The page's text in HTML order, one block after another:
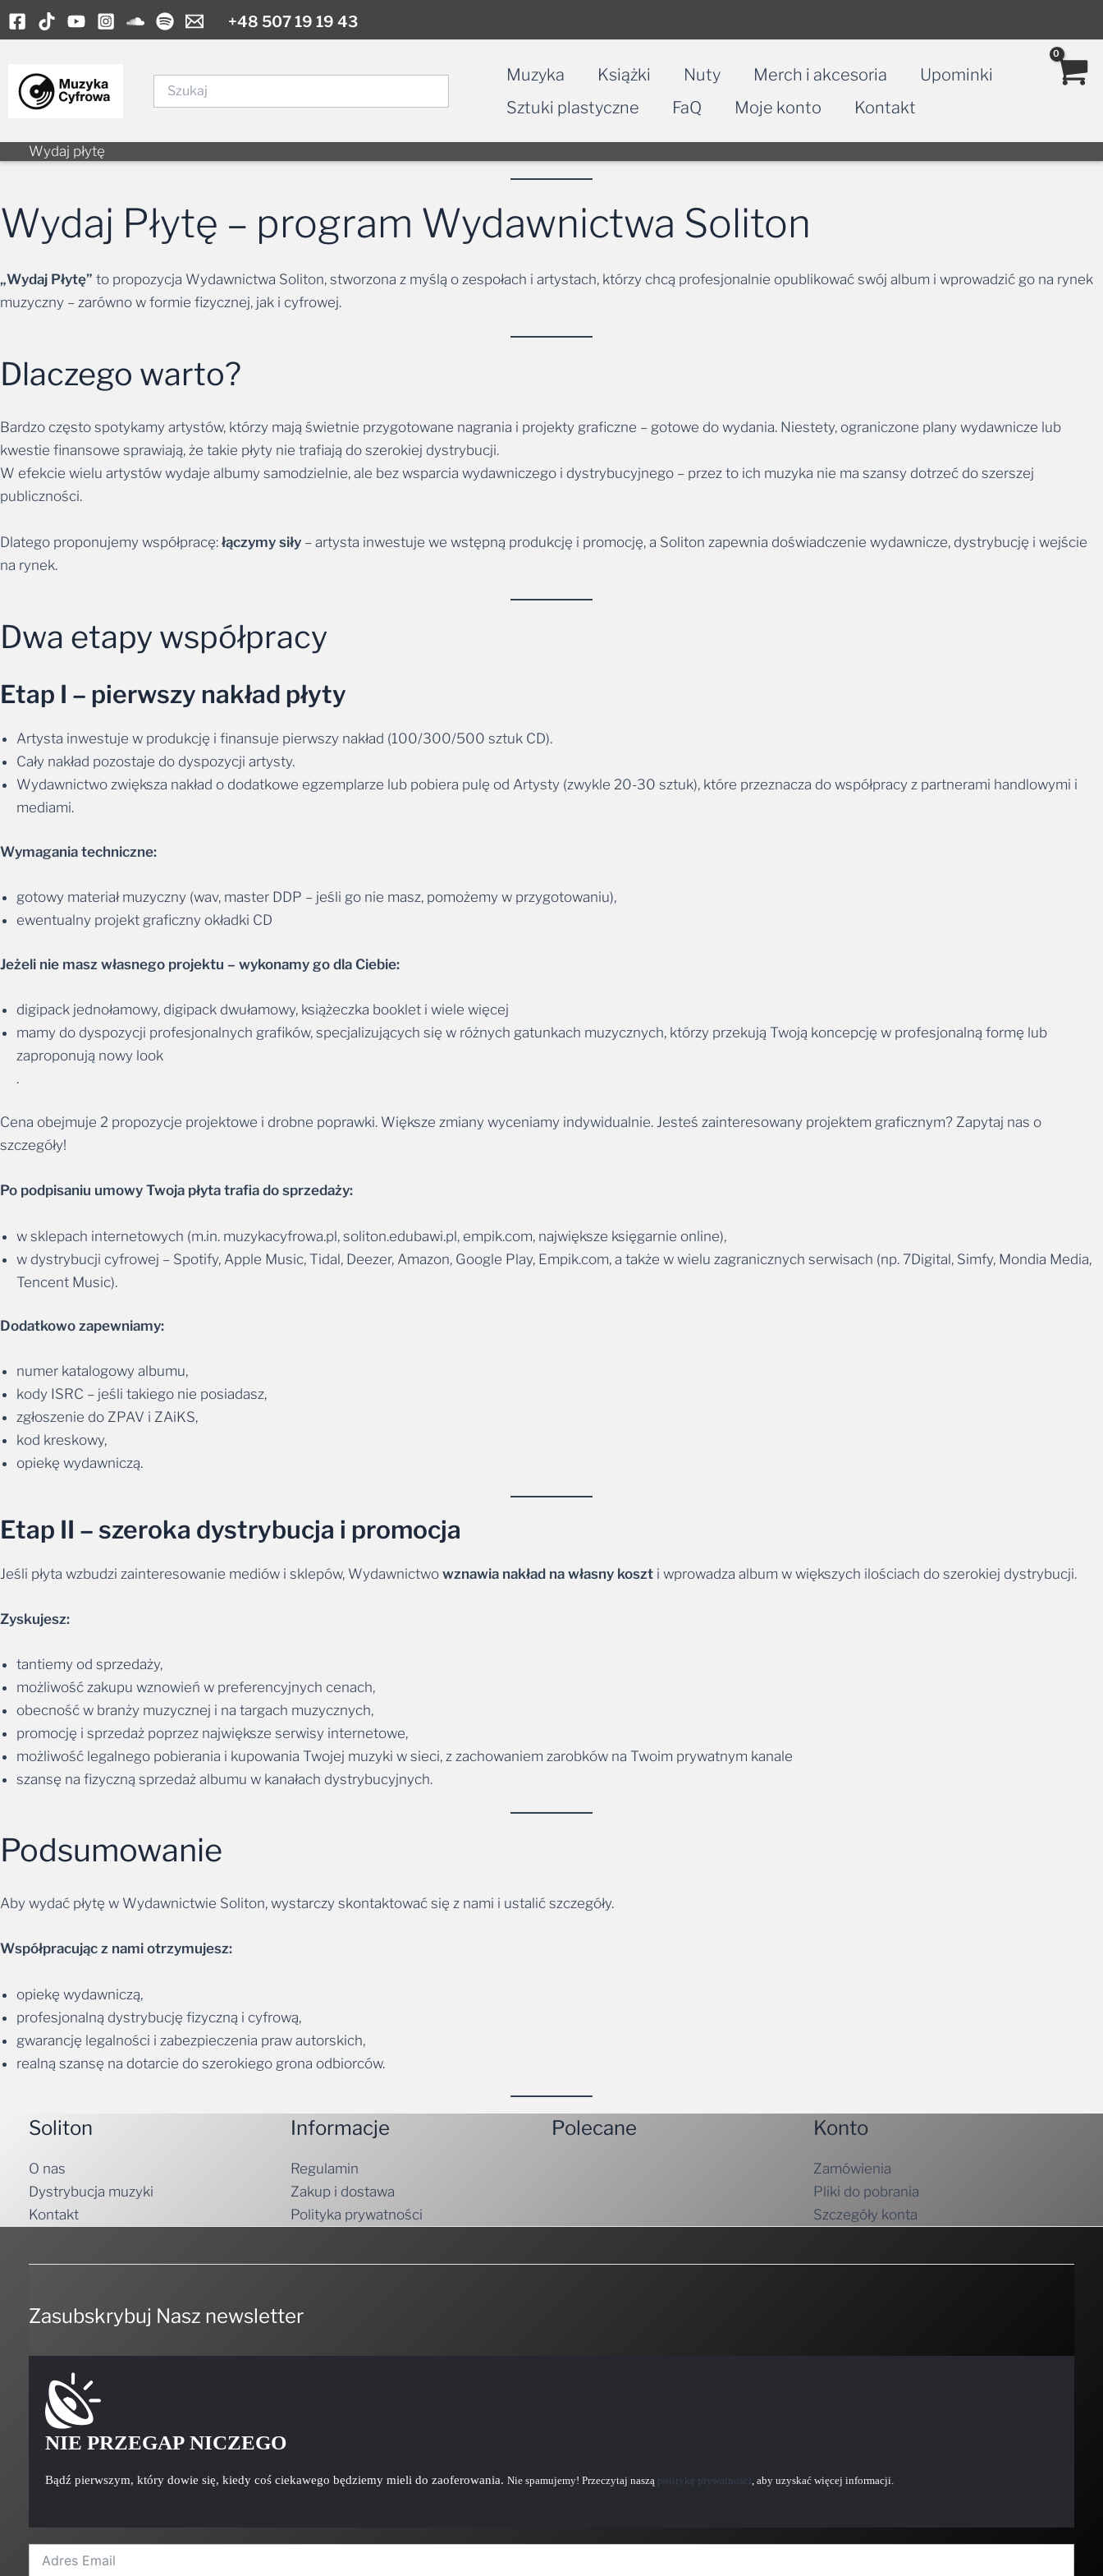
Skip
to
+48 507 19 19 43
Muzyka Książki Nuty Merch i akcesoria
Upominki
Sztuki plastyczne
FaQ Moje konto Kontakt
Wydaj płytę
Wydaj Płytę – program Wydawnictwa Soliton
„Wydaj Płytę” to propozycja Wydawnictwa Soliton, stworzona z myślą o zespołach i artystach, którzy chcą profesjonalnie opublikować swój album i wprowadzić go na rynek
muzyczny – zarówno w formie fizycznej, jak i cyfrowej.
Dlaczego warto?
Bardzo często spotykamy artystów, którzy mają świetnie przygotowane nagrania i projekty graficzne – gotowe do wydania. Niestety, ograniczone plany wydawnicze lub
kwestie finansowe sprawiają, że takie płyty nie trafiają do szerokiej dystrybucji.
W efekcie wielu artystów wydaje albumy samodzielnie, ale bez wsparcia wydawniczego i dystrybucyjnego – przez to ich muzyka nie ma szansy dotrzeć do szerszej
publiczności.
Dlatego proponujemy współpracę: łączymy siły – artysta inwestuje we wstępną produkcję i promocję, a Soliton zapewnia doświadczenie wydawnicze, dystrybucję i wejście
na rynek.
Dwa etapy współpracy
Etap I – pierwszy nakład płyty
Artysta inwestuje w produkcję i finansuje pierwszy nakład (100/300/500 sztuk CD).
Cały nakład pozostaje do dyspozycji artysty.
Wydawnictwo zwiększa nakład o dodatkowe egzemplarze lub pobiera pulę od Artysty (zwykle 20-30 sztuk), które przeznacza do współpracy z partnerami handlowymi i
mediami.
Wymagania techniczne:
gotowy materiał muzyczny (wav, master DDP – jeśli go nie masz, pomożemy w przygotowaniu),
ewentualny projekt graficzny okładki CD
Jeżeli nie masz własnego projektu – wykonamy go dla Ciebie:
digipack jednołamowy, digipack dwułamowy, książeczka booklet i wiele więcej
mamy do dyspozycji profesjonalnych grafików, specjalizujących się w różnych gatunkach muzycznych, którzy przekują Twoją koncepcję w profesjonalną formę lub
zaproponują nowy look
.
Cena obejmuje 2 propozycje projektowe i drobne poprawki. Większe zmiany wyceniamy indywidualnie. Jesteś zainteresowany projektem graficznym? Zapytaj nas o
szczegóły!
Po podpisaniu umowy Twoja płyta trafia do sprzedaży:
w sklepach internetowych (m.in. muzykacyfrowa.pl, soliton.edubawi.pl, empik.com, największe księgarnie online),
w dystrybucji cyfrowej – Spotify, Apple Music, Tidal, Deezer, Amazon, Google Play, Empik.com, a także w wielu zagranicznych serwisach (np. 7Digital, Simfy, Mondia Media,
Tencent Music).
Dodatkowo zapewniamy:
numer katalogowy albumu,
kody ISRC – jeśli takiego nie posiadasz,
zgłoszenie do ZPAV i ZAiKS,
kod kreskowy,
opiekę wydawniczą.
Etap II – szeroka dystrybucja i promocja
Jeśli płyta wzbudzi zainteresowanie mediów i sklepów, Wydawnictwo wznawia nakład na własny koszt i wprowadza album w większych ilościach do szerokiej dystrybucji.
Zyskujesz:
tantiemy od sprzedaży,
możliwość zakupu wznowień w preferencyjnych cenach,
obecność w branży muzycznej i na targach muzycznych,
promocję i sprzedaż poprzez największe serwisy internetowe,
możliwość legalnego pobierania i kupowania Twojej muzyki w sieci, z zachowaniem zarobków na Twoim prywatnym kanale
szansę na fizyczną sprzedaż albumu w kanałach dystrybucyjnych.
Podsumowanie
Aby wydać płytę w Wydawnictwie Soliton, wystarczy skontaktować się z nami i ustalić szczegóły.
Współpracując z nami otrzymujesz:
opiekę wydawniczą,
profesjonalną dystrybucję fizyczną i cyfrową,
gwarancję legalności i zabezpieczenia praw autorskich,
realną szansę na dotarcie do szerokiego grona odbiorców.
Soliton
O nas
Dystrybucja muzyki
Kontakt
Informacje
Regulamin
Zakup i dostawa
Polityka prywatności
Polecane Konto
Zamówienia
Pliki do pobrania
Szczegóły konta
Zasubskrybuj Nasz newsletter
NIE PRZEGAP NICZEGO
Bądź pierwszym, który dowie się, kiedy coś ciekawego będziemy mieli do zaoferowania. Nie spamujemy! Przeczytaj naszą politykę prywatności, aby uzyskać więcej informacji.